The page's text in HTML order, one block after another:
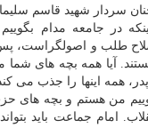
در جامعه مدام
طلب و اصولگراست،
آیا همه بچه های شما
همه اینها را جذب می
من هستم و بچه های
امام جماعت باید